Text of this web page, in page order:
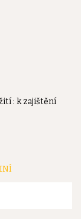
: k zajištění